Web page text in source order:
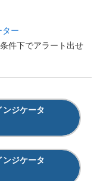
ター
件下でアラート出せ
ジケータ
ジケータ